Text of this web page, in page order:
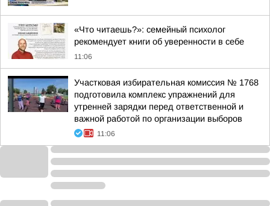
«Что читаешь?»: семейный психолог
рекомендует книги об уверенности в себе
11:06
Участковая избирательная комиссия № 1768
подготовила комплекс упражнений для
утренней зарядки перед ответственной и
важной работой по организации выборов
11:06